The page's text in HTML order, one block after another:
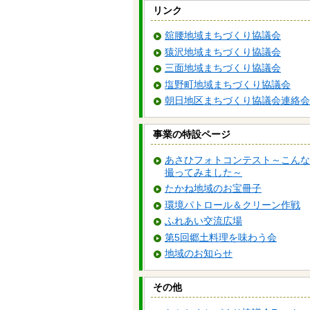
リンク
舘腰地域まちづくり協議会
猿沢地域まちづくり協議会
三面地域まちづくり協議会
塩野町地域まちづくり協議会
朝日地区まちづくり協議会連絡
事業の特設ページ
あさひフォトコンテスト～こん
撮ってみました～
たかね地域のお宝冊子
環境パトロール＆クリーン作戦
ふれあい交流広場
第5回郷土料理を味わう会
地域のお知らせ
その他